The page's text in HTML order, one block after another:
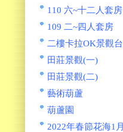
110 六~十二人套房
109 二~四人套房
二樓卡拉OK景觀台
田莊景觀(一)
田莊景觀(二)
藝術葫蘆
葫蘆園
2022年春節花海1月